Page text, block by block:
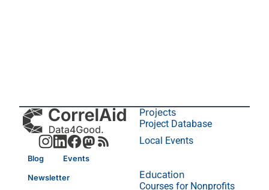
Blog Events
Newsletter
Projects
Project Database
Local Events
Education
Courses for Nonprofits